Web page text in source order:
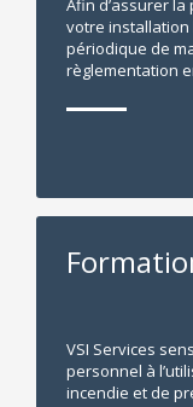
Afin d’assurer
votre installation
périodique de
règlementation
VSI Services
personnel à
incendie et de